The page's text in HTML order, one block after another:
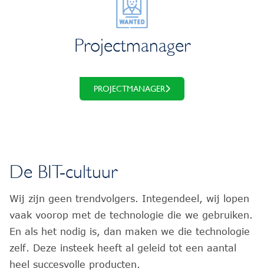
Projectmanager
PROJECTMANAGER
De BIT-cultuur
Wij zijn geen trendvolgers. Integendeel, wij lopen
vaak voorop met de technologie die we gebruiken.
En als het nodig is, dan maken we die technologie
zelf. Deze insteek heeft al geleid tot een aantal
heel succesvolle producten.